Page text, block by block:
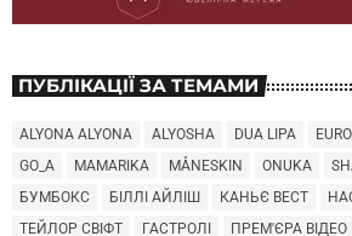
ПУБЛІКАЦІЇ ЗА ТЕМАМИ
ALYONA ALYONA ALYOSHA DUA LIPA
GO_A
MAMARIKA MÅNESKIN ONUKA
БУМБОКС
БІЛЛІ АЙЛІШ КАНЬЄ ВЕСТ
ТЕЙЛОР СВІФТ
ГАСТРОЛІ ПРЕМ'ЄРА ВІДЕО